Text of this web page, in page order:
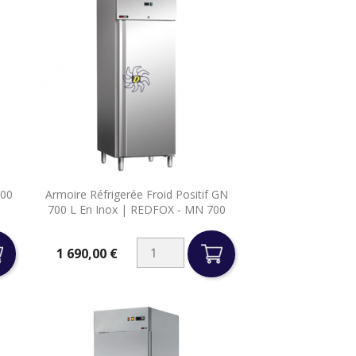
Armoire Réfrigerée Froid Positif GN
700 L En Inox | REDFOX - MN 700
Prix1 690,00 €
Aperçu rapide